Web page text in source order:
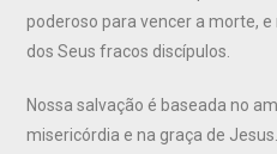
poderoso para vencer a morte,
dos Seus fracos discípulos.
Nossa salvação é baseada no
misericórdia e na graça de